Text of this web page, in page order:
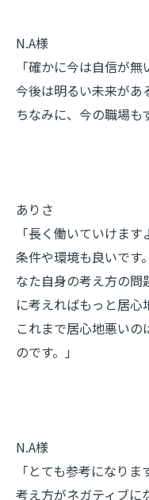
N.A様
「確かに今は自信が
今後は明るい未来があ
ちなみに、今の職場も
ありさ
「長く働いていけます
条件や環境も良いです
なた自身の考え方の問
に考えればもっと居心
これまで居心地悪い
のです。」
N.A様
「とても参考になりま
考え方がネガティブに